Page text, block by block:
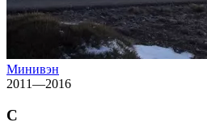
Минивэн
2011—2016
C